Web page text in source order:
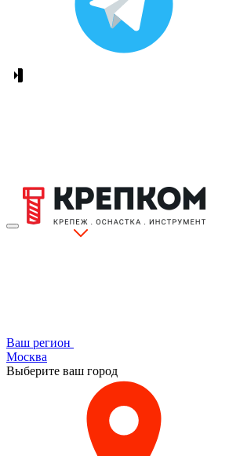
Ваш регион
Москва
Выберите ваш город